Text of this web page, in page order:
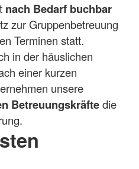
nach Bedarf buchbar
zur Gruppenbetreuung
Terminen statt.
in der häuslichen
einer kurzen
unsere
Betreuungskräftedie